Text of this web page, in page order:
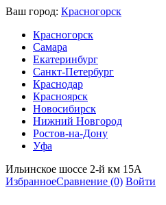
Ваш город: Красногорск
Красногорск
Самара
Екатеринбург
Санкт-Петербург
Краснодар
Красноярск
Новосибирск
Нижний Новгород
Ростов-на-Дону
Уфа
Ильинское шоссе 2-й км 15А
ИзбранноеСравнение (0) Войти